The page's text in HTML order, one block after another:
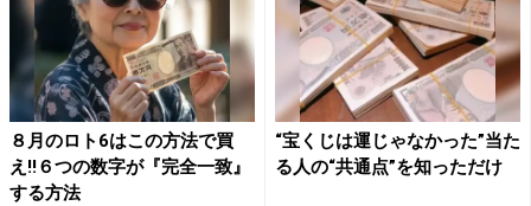
８月のロト6はこの方法で買
え!!６つの数字が『完全一致』
する方法
“宝くじは運じゃなかった”当た
る人の“共通点”を知っただけ